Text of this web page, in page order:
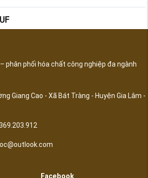
phân phối hóa chất công nghiệp đa ngành
Giang Cao - Xã Bát Tràng - Huyện Gia Lâm -